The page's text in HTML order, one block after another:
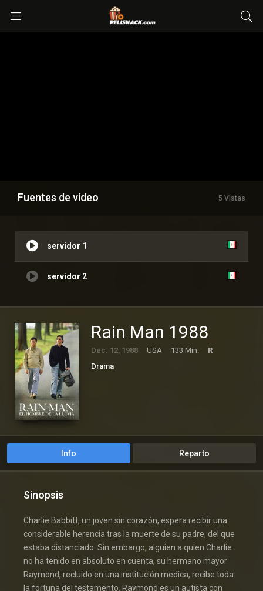
Fuentes de vídeo 5 Vistas
servidor 1
servidor 2
Rain Man 1988
Dec. 12, 1988 USA 133 Min.
R
Drama
Info Reparto
Sinopsis
Charlie Babbitt, un joven sin corazón, espera recibir una
considerable herencia tras la muerte de su padre, del que
estaba distanciado. Sin embargo, alguien a quien Charlie
no ha tenido en absoluto en cuenta, su hermano mayor
Raymond, recluido en una institución medica, recibe toda
la fortuna del testamento. Raymond es un autista con